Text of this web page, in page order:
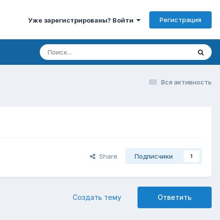
Уже зарегистрированы? Войти Регистрация
Вся активность
Share Подписчики 1
Ответить
Создать тему